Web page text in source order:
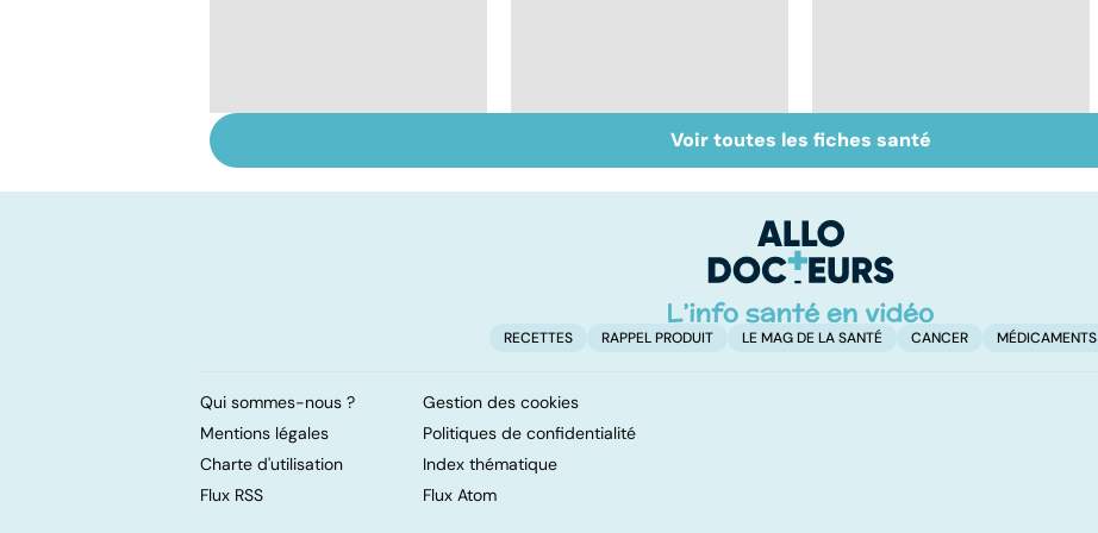
les papillomavirus
Prévenir et soigner
les IST
Verrues : le
papillomavirus en
Voir toutes les fiches santé
RECETTES RAPPEL PRODUIT LE MAG DE LA SANTÉ CANCER MÉDICAMENTS
Qui sommes-nous ?
Gestion des cookies
Mentions légales
Politiques de confidentialité
Charte d'utilisation
Index thématique
Flux RSS
Flux Atom